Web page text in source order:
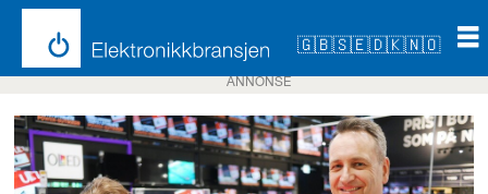
🇬🇧🇸🇪🇩🇰🇳🇴
ANNONSE